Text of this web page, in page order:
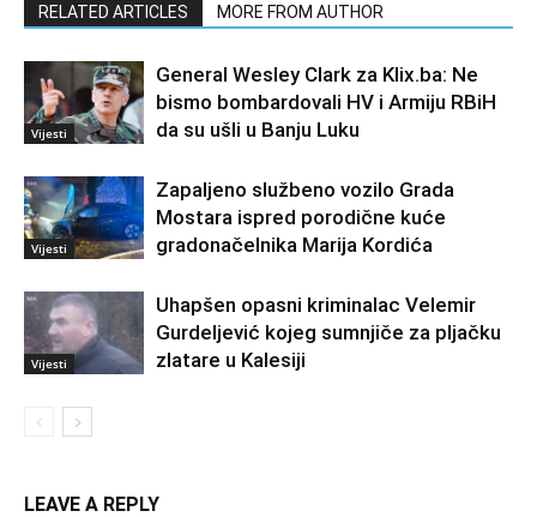
RELATED ARTICLES MORE FROM AUTHOR
Vijesti
General Wesley Clark za Klix.ba: Ne
bismo bombardovali HV i Armiju RBiH
da su ušli u Banju Luku
Vijesti
Zapaljeno službeno vozilo Grada
Mostara ispred porodične kuće
gradonačelnika Marija Kordića
Vijesti
Uhapšen opasni kriminalac Velemir
Gurdeljević kojeg sumnjiče za pljačku
zlatare u Kalesiji
LEAVE A REPLY